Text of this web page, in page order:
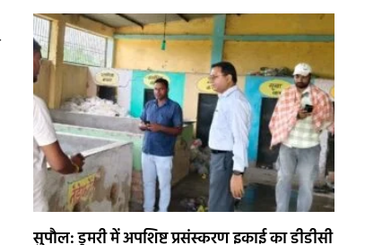
सुपौल: डुमरी में अपशिष्ट प्रसंस्करण इकाई का डीडीसी